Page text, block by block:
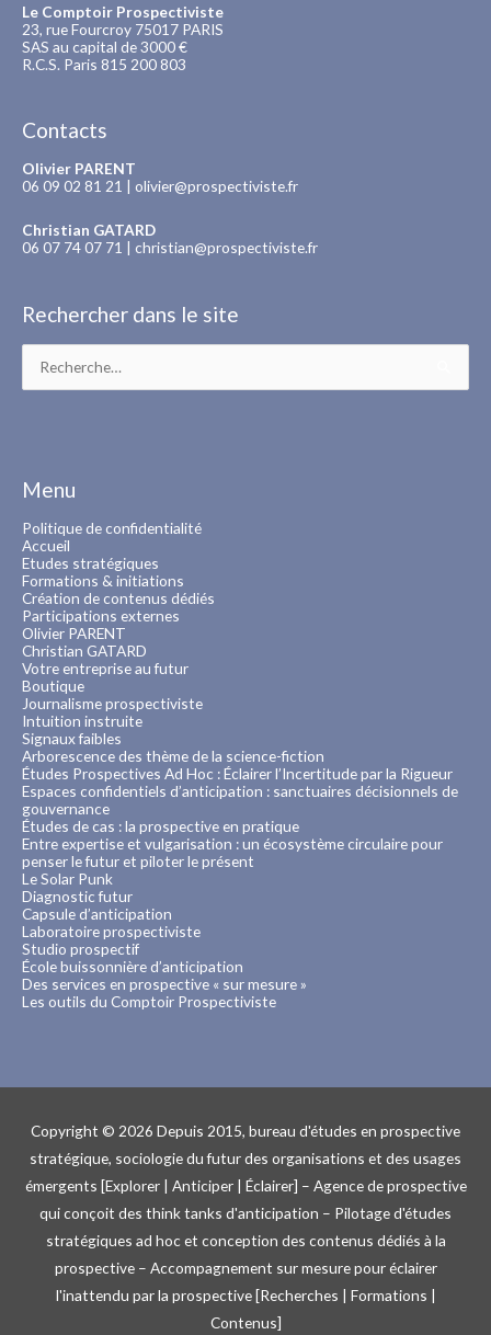
Le Comptoir Prospectiviste
23, rue Fourcroy 75017 PARIS
SAS au capital de 3000 €
R.C.S. Paris 815 200 803
Contacts
Olivier PARENT
06 09 02 81 21 | olivier@prospectiviste.fr
Christian GATARD
06 07 74 07 71 | christian@prospectiviste.fr
Rechercher dans le site
Rechercher :
Menu
Politique de confidentialité
Accueil
Etudes stratégiques
Formations & initiations
Création de contenus dédiés
Participations externes
Olivier PARENT
Christian GATARD
Votre entreprise au futur
Boutique
Journalisme prospectiviste
Intuition instruite
Signaux faibles
Arborescence des thème de la science-fiction
Études Prospectives Ad Hoc : Éclairer l’Incertitude par la Rigueur
Espaces confidentiels d’anticipation : sanctuaires décisionnels de
gouvernance
Études de cas : la prospective en pratique
Entre expertise et vulgarisation : un écosystème circulaire pour
penser le futur et piloter le présent
Le Solar Punk
Diagnostic futur
Capsule d’anticipation
Laboratoire prospectiviste
Studio prospectif
École buissonnière d’anticipation
Des services en prospective « sur mesure »
Les outils du Comptoir Prospectiviste
Copyright © 2026 Depuis 2015, bureau d'études en prospective
stratégique, sociologie du futur des organisations et des usages
émergents [Explorer | Anticiper | Éclairer] – Agence de prospective
qui conçoit des think tanks d'anticipation – Pilotage d'études
stratégiques ad hoc et conception des contenus dédiés à la
prospective – Accompagnement sur mesure pour éclairer
l'inattendu par la prospective [Recherches | Formations |
Contenus]